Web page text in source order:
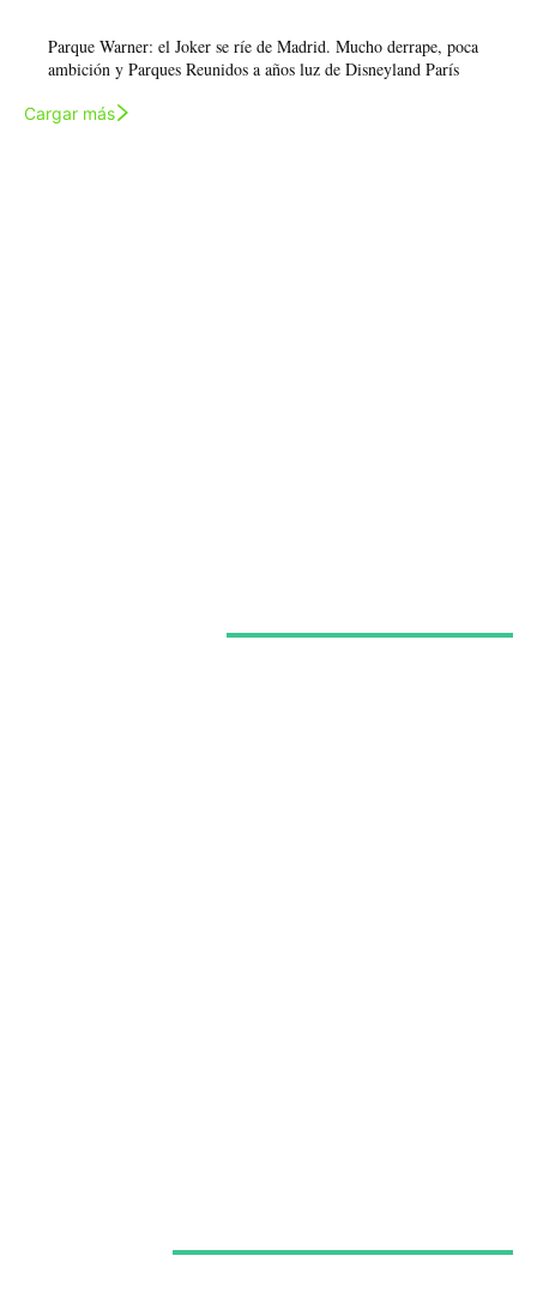
Parque Warner: el Joker se ríe de Madrid. Mucho derrape, poca
ambición y Parques Reunidos a años luz de Disneyland París
Cargar más